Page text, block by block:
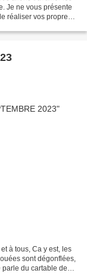
Je ne vous présente
réaliser vos propres
à tous, Ca y est, les
sont dégonflées,
du cartable de